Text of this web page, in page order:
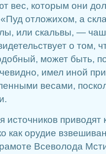
вес, которым они
отложихом, а
или скальвы, —
о том,
может быть,
имел иной
весами,
источников приводят
как орудие
Всеволода